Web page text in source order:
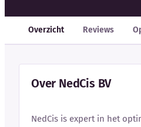
Overzicht Reviews
Over NedCis BV
NedCis is expert in het